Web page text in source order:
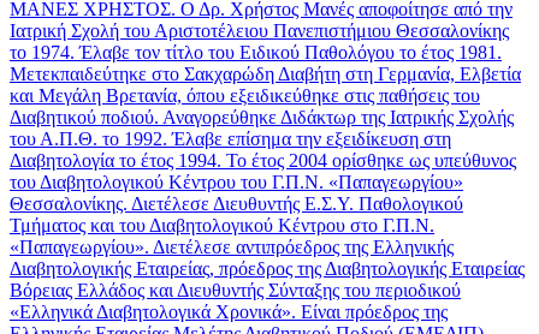
ΜΑΝΕΣ ΧΡΗΣΤΟΣ. Ο Δρ. Χρήστος Μανές αποφοίτησε από την
Ιατρική Σχολή του Αριστοτέλειου Πανεπιστήμιου Θεσσαλονίκης
το 1974. Έλαβε τον τίτλο του Ειδικού Παθολόγου το έτος 1981.
Μετεκπαιδεύτηκε στο Σακχαρώδη Διαβήτη στη Γερμανία, Ελβετία
και Μεγάλη Βρετανία, όπου εξειδικεύθηκε στις παθήσεις του
Διαβητικού ποδιού. Αναγορεύθηκε Διδάκτωρ της Ιατρικής Σχολής
του Α.Π.Θ. το 1992. Έλαβε επίσημα την εξειδίκευση στη
Διαβητολογία το έτος 1994. Το έτος 2004 ορίσθηκε ως υπεύθυνος
του Διαβητολογικού Κέντρου του Γ.Π.Ν. «Παπαγεωργίου»
Θεσσαλονίκης. Διετέλεσε Διευθυντής Ε.Σ.Υ. Παθολογικού
Τμήματος και του Διαβητολογικού Κέντρου στο Γ.Π.Ν.
«Παπαγεωργίου». Διετέλεσε αντιπρόεδρος της Ελληνικής
Διαβητολογικής Εταιρείας, πρόεδρος της Διαβητολογικής Εταιρείας
Βόρειας Ελλάδος και Διευθυντής Σύνταξης του περιοδικού
«Ελληνικά Διαβητολογικά Χρονικά». Είναι πρόεδρος της